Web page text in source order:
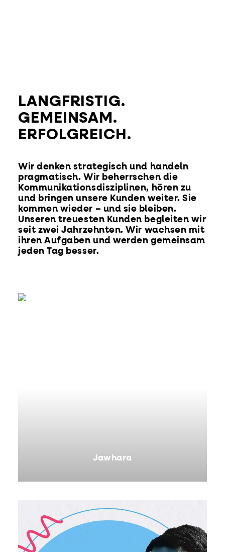
LANGFRISTIG.
GEMEINSAM.
ERFOLGREICH.
Wir denken strategisch und handeln
pragmatisch. Wir beherrschen die
Kommunikationsdisziplinen, hören zu
und bringen unsere Kunden weiter. Sie
kommen wieder – und sie bleiben.
Unseren treuesten Kunden begleiten wir
seit zwei Jahrzehnten. Wir wachsen mit
ihren Aufgaben und werden gemeinsam
jeden Tag besser.
Jawhara